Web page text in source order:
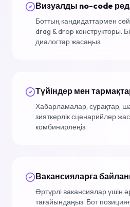
Визуалды no-code
Боттың кандидаттармен
drag & drop конструкторы.
диалогтар жасаңыз.
Түйіндер мен
Хабарламалар, сұрақтар,
зияткерлік сценарийлер
комбинирлеңіз.
Вакансияларға
Әртүрлі вакансиялар үшін
тағайындаңыз. Бот